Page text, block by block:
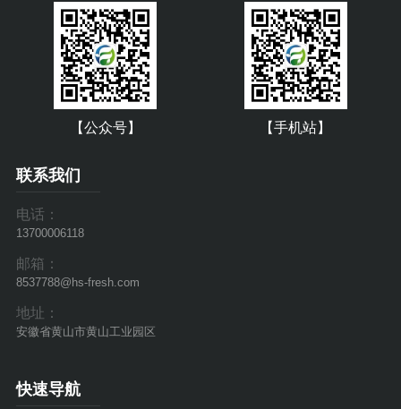
【公众号】 【手机站】
联系我们
电话：
13700006118
邮箱：
8537788@hs-fresh.com
地址：
安徽省黄山市黄山工业园区
快速导航